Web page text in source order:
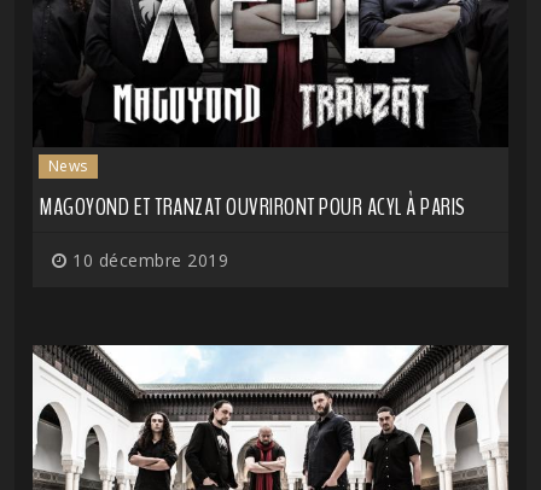
News
MAGOYOND ET TRANZAT OUVRIRONT POUR ACYL À PARIS
10 décembre 2019